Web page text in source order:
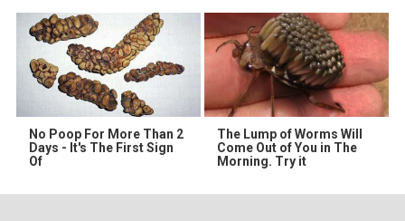
No Poop For More Than 2
Days - It's The First Sign
Of
The Lump of Worms Will
Come Out of You in The
Morning. Try it